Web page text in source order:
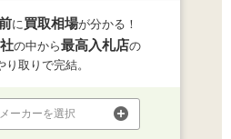
に 買取相場が分かる！
の中から最高入札店の
り取りで完結。
ーカーを選択